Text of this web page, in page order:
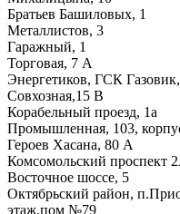
Братьев Башиловых, 1
Металлистов, 3
Гаражный, 1
Торговая, 7 А
Энергетиков, ГСК
Совхозная,15 В
Корабельный проезд, 1а
Промышленная, 103,
Героев Хасана, 80 А
Комсомольский проспект
Восточное шоссе, 5
Октябрьский район,
этаж.пом №79